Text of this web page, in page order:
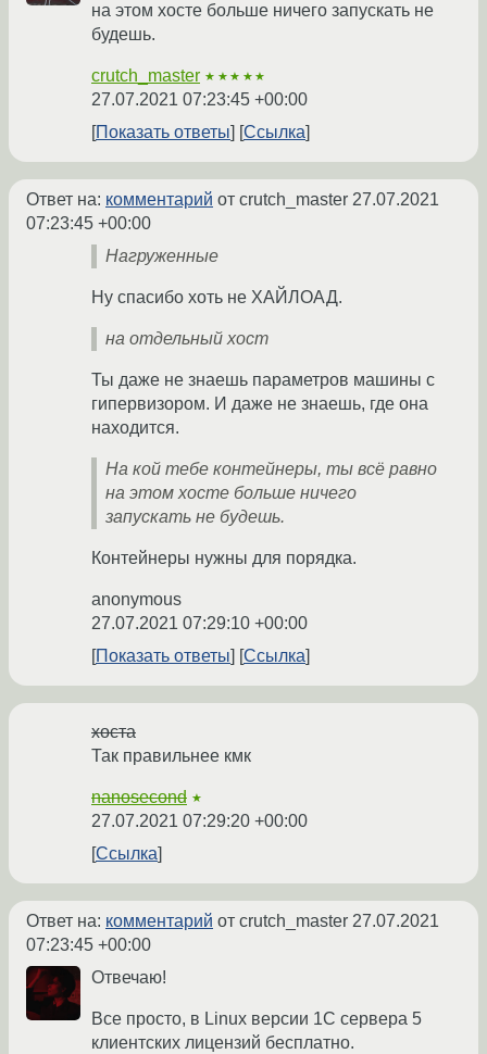
на этом хосте больше ничего запускать не
будешь.
crutch_master ★★★★★
27.07.2021 07:23:45 +00:00
Показать ответы
Ссылка
Ответ на: комментарий от crutch_master 27.07.2021
07:23:45 +00:00
Нагруженные
Ну спасибо хоть не ХАЙЛОАД.
на отдельный хост
Ты даже не знаешь параметров машины с
гипервизором. И даже не знаешь, где она
находится.
На кой тебе контейнеры, ты всё равно
на этом хосте больше ничего
запускать не будешь.
Контейнеры нужны для порядка.
anonymous
27.07.2021 07:29:10 +00:00
Показать ответы
Ссылка
хоста
Так правильнее кмк
nanosecond ★
27.07.2021 07:29:20 +00:00
Ссылка
Ответ на: комментарий от crutch_master 27.07.2021
07:23:45 +00:00
Отвечаю!
Все просто, в Linux версии 1С сервера 5
клиентских лицензий бесплатно.